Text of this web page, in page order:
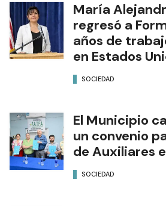
María
regresó a
años de
en Estados
SOCIEDAD
El Municipio
un convenio
de Auxiliares
SOCIEDAD